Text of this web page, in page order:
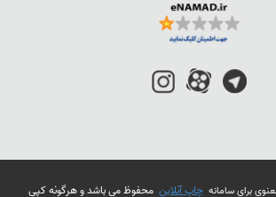
چاپ آنلاین محفوظ می باشد و هرگونه کپی